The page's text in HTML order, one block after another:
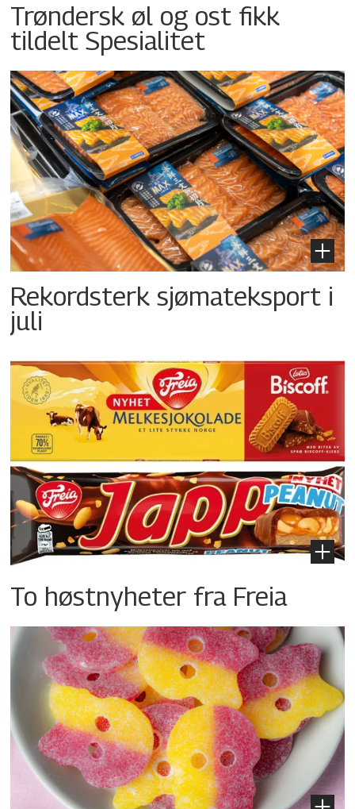
Trøndersk øl og ost fikk
tildelt Spesialitet
Rekordsterk sjømateksport i
juli
To høstnyheter fra Freia